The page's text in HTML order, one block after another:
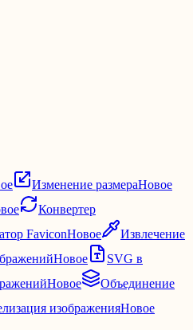
Изменение размераНовое
Конвертер
FaviconНовое
Извлечение
Новое
SVG в
Новое
Объединение
изображенияНовое